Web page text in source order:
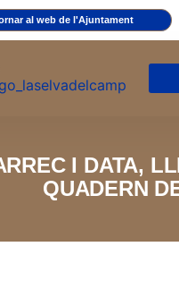
al web de l'Ajuntament
I DATA,
QUADERN